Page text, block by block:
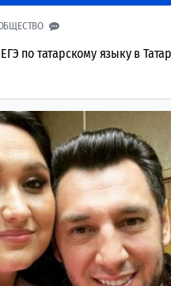
по татарскому языку в